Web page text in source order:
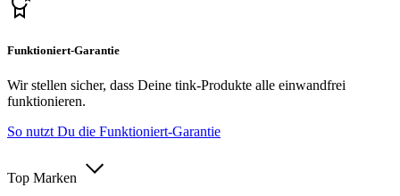
Funktioniert-Garantie
Wir stellen sicher, dass Deine tink-Produkte alle einwandfrei
funktionieren.
So nutzt Du die Funktioniert-Garantie
Top Marken